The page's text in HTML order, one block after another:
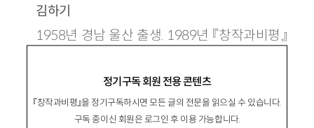
정기구독 회원 전용 콘텐츠
『창작과비평』을 정기구독하시면 모든 글의 전문을 읽으실 수 있습니다.
구독 중이신 회원은 로그인 후 이용 가능합니다.
김하기
1958년 경남 울산 출생. 1989년 『창작과비평』
랑』, 장편 『항로 없는 비행』 『천년의 빛』 등이 있
음. ljy0313@thrunet.com